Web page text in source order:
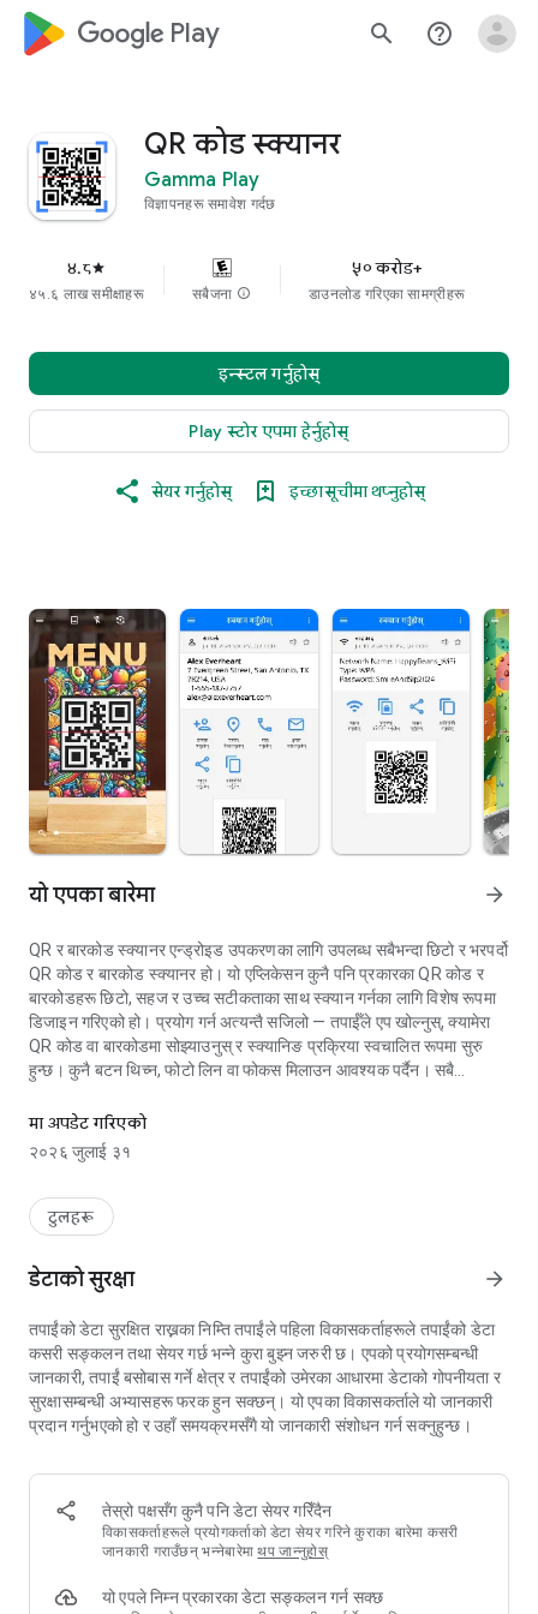
google_logo Play search help_outline
QR कोड स्क्यानर
Gamma Play
विज्ञापनहरू समावेश गर्दछ
४.८star
४५.६ लाख समीक्षाहरू सबैजना info
५० करोड+
डाउनलोड गरिएका सामग्रीहरू
इन्स्टल गर्नुहोस्
Play स्टोर एपमा हेर्नुहोस्
सेयर गर्नुहोस् इच्छासूचीमा थप्नुहोस्
यो एपका बारेमा arrow_forward
QR र बारकोड स्क्यानर एन्ड्रोइड उपकरणका लागि उपलब्ध सबैभन्दा छिटो र भरपर्दो
QR कोड र बारकोड स्क्यानर हो। यो एप्लिकेसन कुनै पनि प्रकारका QR कोड र
बारकोडहरू छिटो, सहज र उच्च सटीकताका साथ स्क्यान गर्नका लागि विशेष रूपमा
डिजाइन गरिएको हो। प्रयोग गर्न अत्यन्तै सजिलो — तपाईँले एप खोल्नुस्, क्यामेरा
QR कोड वा बारकोडमा सोझ्याउनुस् र स्क्यानिङ प्रक्रिया स्वचालित रूपमा सुरु
हुन्छ। कुनै बटन थिच्न, फोटो लिन वा फोकस मिलाउन आवश्यक पर्दैन। सबै
QR र बारकोड स्क्यानरले सबै प्रमुख प्रकारका QR कोड र बारकोडहरू पढ्न
सक्छ, जस्तै पाठ सन्देशहरू, वेब लिंकहरू, ISBN नम्बरहरू, उत्पादन विवरणहरू,
कोडहरू। स्क्यानिङ पूरा भएपछि, एपले स्क्यान गरिएको डाटाको प्रकारअनुसार
उपयुक्त कार्यहरू प्रस्ताव गर्छ, जसले गर्दा तपाईँ तुरुन्तै वेब साइट खोल्न, सम्पर्क
विवरण सुरक्षित गर्न वा Wi-Fi नेटवर्कमा जोडिन सक्नुहुन्छ।
पनि अनुमति दिन्छ। आवश्यक डाटा प्रविष्ट गर्नुस् र एक क्लिकमा नयाँ QR कोड
सिर्जना गर्नुस्। तपाईंले तयार पारेको QR कोडलाई तपाईंको Wi-Fi पासवर्ड, वेब
साइट लिंक वा सम्पर्क विवरणहरू सजिलैसँग बाँड्न प्रयोग गर्न सक्नुहुन्छ। सिर्जना
गरिएको QR कोडहरू सुरक्षित गर्न, साझा गर्न वा आवश्यक भएमा छाप्न सकिन्छ।
स्क्यान गर्न अनुमति दिन्छ। तपाईंले कुनै पनि चित्र छान्न सक्नुहुन्छ र एपसँग शेयर
गरेपछि स्क्यानिङ प्रक्रिया स्वचालित रूपमा सुरु हुन्छ। साथै, एपमा ब्याच स्क्यानिङ
सुविधा पनि उपलब्ध छ जसले गर्दा तपाईं धेरै QR कोडहरू एकैचोटि स्क्यान गर्न
सक्नुहुन्छ, जुन समय र प्रयास दुवै बचत गर्दछ।
तपाईंले स्क्यान गरेको महत्त्वपूर्ण कोडहरूलाई फेवरिट सूचीमा राख्न सक्नुहुन्छ र पछि
मा अपडेट गरिएको
२०२६ जुलाई ३१
टुलहरू
डेटाको सुरक्षा arrow_forward
तपाईंको डेटा सुरक्षित राख्नका निम्ति तपाईंले पहिला विकासकर्ताहरूले तपाईंको डेटा
कसरी सङ्कलन तथा सेयर गर्छ भन्ने कुरा बुझ्न जरुरी छ। एपको प्रयोगसम्बन्धी
जानकारी, तपाईं बसोबास गर्ने क्षेत्र र तपाईंको उमेरका आधारमा डेटाको गोपनीयता र
सुरक्षासम्बन्धी अभ्यासहरू फरक हुन सक्छन्। यो एपका विकासकर्ताले यो जानकारी
प्रदान गर्नुभएको हो र उहाँ समयक्रमसँगै यो जानकारी संशोधन गर्न सक्नुहुन्छ।
तेस्रो पक्षसँग कुनै पनि डेटा सेयर गरिँदैन
विकासकर्ताहरूले प्रयोगकर्ताको डेटा सेयर गरिने कुराका बारेमा कसरी
जानकारी गराउँछन् भन्नेबारेमाथप जान्नुहोस्
यो एपले निम्न प्रकारका डेटा सङ्कलन गर्न सक्छ